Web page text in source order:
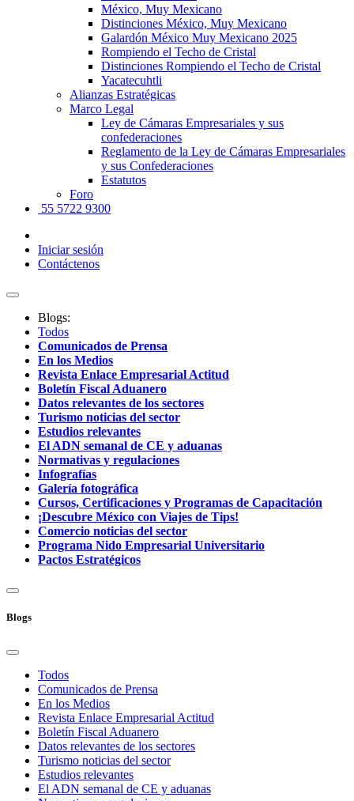
México, Muy Mexicano
Distinciones México, Muy Mexicano
Galardón México Muy Mexicano 2025
Rompiendo el Techo de Cristal
Distinciones Rompiendo el Techo de Cristal
Yacatecuhtli
Alianzas Estratégicas
Marco Legal
Ley de Cámaras Empresariales y sus
confederaciones
Reglamento de la Ley de Cámaras Empresariales
y sus Confederaciones
Estatutos
Foro
55 5722 9300
Iniciar sesión
Contáctenos
Blogs:
Todos
Comunicados de Prensa
En los Medios
Revista Enlace Empresarial Actitud
Boletín Fiscal Aduanero
Datos relevantes de los sectores
Turismo noticias del sector
Estudios relevantes
El ADN semanal de CE y aduanas
Normativas y regulaciones
Infografías
Galería fotográfica
Cursos, Certificaciones y Programas de Capacitación
¡Descubre México con Viajes de Tips!
Comercio noticias del sector
Programa Nido Empresarial Universitario
Pactos Estratégicos
Blogs
Todos
Comunicados de Prensa
En los Medios
Revista Enlace Empresarial Actitud
Boletín Fiscal Aduanero
Datos relevantes de los sectores
Turismo noticias del sector
Estudios relevantes
El ADN semanal de CE y aduanas